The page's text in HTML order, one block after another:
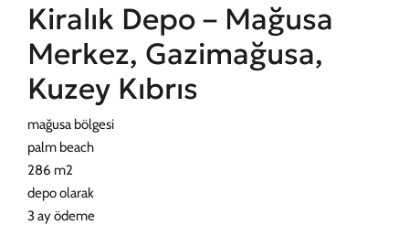
Kiralık Depo – Mağusa
Merkez, Gazimağusa,
Kuzey Kıbrıs
mağusa bölgesi
palm beach
286 m2
depo olarak
3 ay ödeme